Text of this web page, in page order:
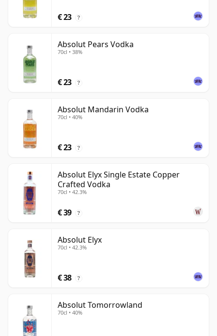
€ 23 ?
Absolut Pears Vodka
70cl • 38%
€ 23 ?
Absolut Mandarin Vodka
70cl • 40%
€ 23 ?
Absolut Elyx Single Estate Copper
Crafted Vodka
70cl • 42.3%
€ 39 ?
Absolut Elyx
70cl • 42.3%
€ 38 ?
Absolut Tomorrowland
70cl • 40%